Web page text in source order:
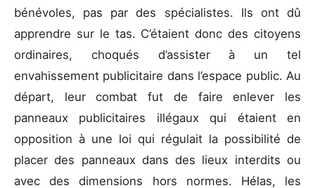
bénévoles, pas par des spécialistes. Ils ont dû
apprendre sur le tas. C’étaient donc des citoyens
ordinaires, choqués d’assister à un tel
envahissement publicitaire dans l’espace public. Au
départ, leur combat fut de faire enlever les
panneaux publicitaires illégaux qui étaient en
opposition à une loi qui régulait la possibilité de
placer des panneaux dans des lieux interdits ou
avec des dimensions hors normes. Hélas, les